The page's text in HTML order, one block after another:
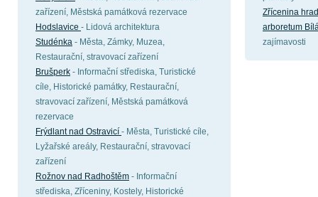
zařízení, Městská památková rezervace
Hodslavice - Lidová architektura
Studénka - Města, Zámky, Muzea,
Restaurační, stravovací zařízení
Brušperk - Informační střediska, Turistické
cíle, Historické památky, Restaurační,
stravovací zařízení, Městská památková
rezervace
Frýdlant nad Ostravicí - Města, Turistické cíle,
Lyžařské areály, Restaurační, stravovací
zařízení
Rožnov nad Radhoštěm - Informační
střediska, Zříceniny, Kostely, Historické
Zřícenina
arboretum
zajímavosti